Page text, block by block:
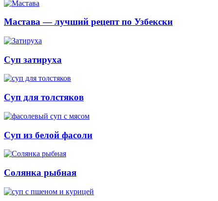
Мастава — лучший рецепт по Узбекски
Cуп затируха
Суп для толстяков
Суп из белой фасоли
Солянка рыбная